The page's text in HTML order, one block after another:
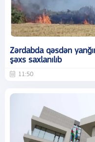
Zərdabda qəsdən
şəxs saxlanılıb
11:50